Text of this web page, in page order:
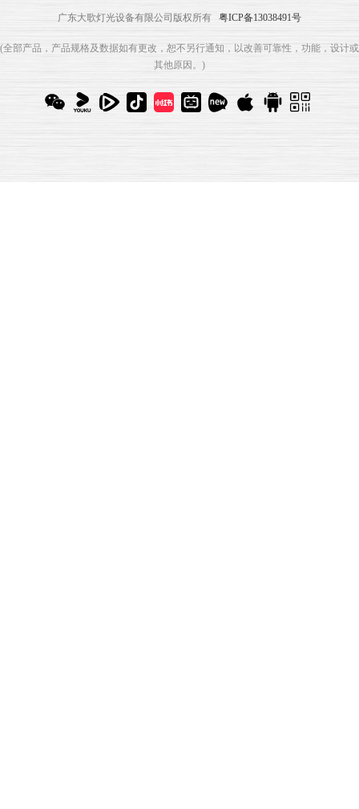
广东大歌灯光设备有限公司版权所有 粤ICP备13038491号
(全部产品，产品规格及数据如有更改，恕不另行通知，以改善可靠性，功能，设计或
其他原因。)